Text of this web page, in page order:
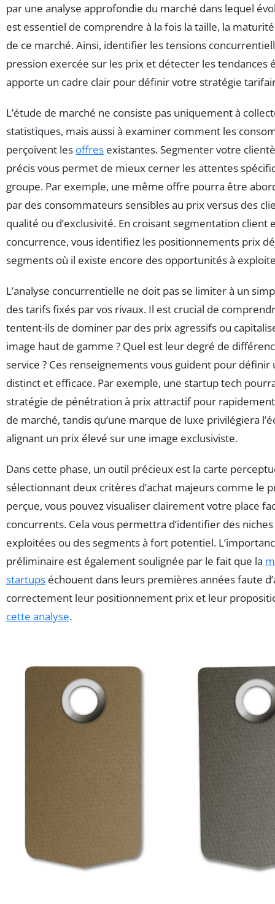
par une analyse approfondie du marché dans lequel
est essentiel de comprendre à la fois la taille, la
de ce marché. Ainsi, identifier les tensions
pression exercée sur les prix et détecter les tendances
apporte un cadre clair pour définir votre stratégie
L’étude de marché ne consiste pas uniquement à
statistiques, mais aussi à examiner comment les
perçoivent les offres existantes. Segmenter votre
précis vous permet de mieux cerner les attentes
groupe. Par exemple, une même offre pourra être
par des consommateurs sensibles au prix versus des
qualité ou d’exclusivité. En croisant segmentation client
concurrence, vous identifiez les positionnements prix
segments où il existe encore des opportunités à
L’analyse concurrentielle ne doit pas se limiter à un
des tarifs fixés par vos rivaux. Il est crucial de
tentent-ils de dominer par des prix agressifs ou
image haut de gamme ? Quel est leur degré de
service ? Ces renseignements vous guident pour
distinct et efficace. Par exemple, une startup tech
stratégie de pénétration à prix attractif pour
de marché, tandis qu’une marque de luxe privilégiera
alignant un prix élevé sur une image exclusiviste.
Dans cette phase, un outil précieux est la carte
sélectionnant deux critères d’achat majeurs comme le
perçue, vous pouvez visualiser clairement votre place
concurrents. Cela vous permettra d’identifier des
exploitées ou des segments à fort potentiel.
préliminaire est également soulignée par le fait que la
startups échouent dans leurs premières années faute
correctement leur positionnement prix et leur
cette analyse.